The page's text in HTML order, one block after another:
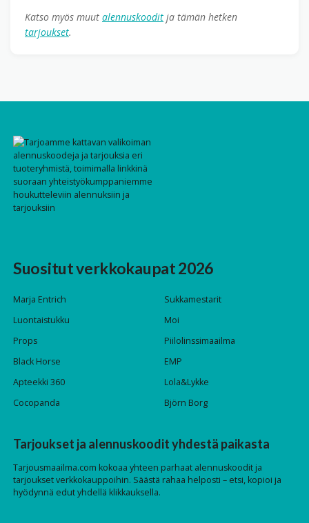
Katso myös muut alennuskoodit ja tämän hetken
tarjoukset.
Suositut verkkokaupat 2026
Marja Entrich
Sukkamestarit
Luontaistukku
Moi
Props
Piilolinssimaailma
Black Horse
EMP
Apteekki 360
Lola&Lykke
Cocopanda
Björn Borg
Tarjoukset ja alennuskoodit yhdestä paikasta
Tarjousmaailma.com kokoaa yhteen parhaat alennuskoodit ja
tarjoukset verkkokauppoihin. Säästä rahaa helposti – etsi, kopioi ja
hyödynnä edut yhdellä klikkauksella.